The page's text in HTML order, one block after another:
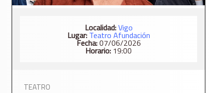
Localidad:Vigo
Lugar: Teatro Afundación
Fecha:07/06/2026
Horario: 19:00
TEATRO